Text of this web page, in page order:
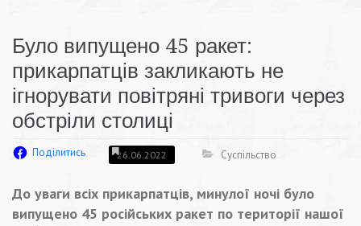
Було випущено 45 ракет:
прикарпатців закликають не
ігнорувати повітряні тривоги через
обстріли столиці
Поділитись 26.06.2022 Суспільство
До уваги всіх прикарпатців, минулої ночі було
випущено 45 російських ракет по території нашої